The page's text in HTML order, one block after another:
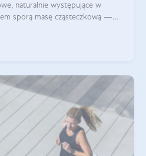
naturalnie występujące w
sporą masę cząsteczkową —